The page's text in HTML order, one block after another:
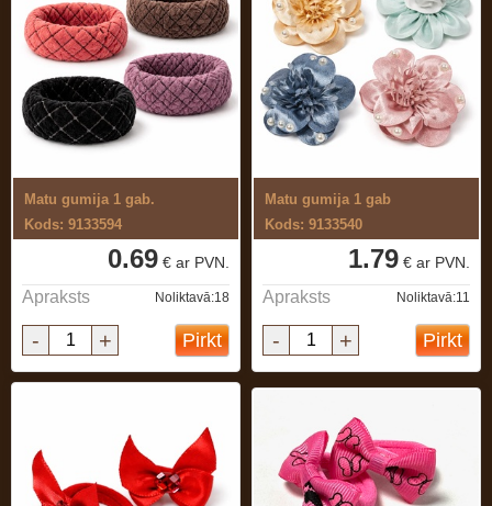
Matu gumija 1 gab.
Kods: 9133594
0.69 € ar PVN.
Apraksts Noliktavā:18
- + Pirkt
Matu gumija 1 gab
Kods: 9133540
1.79 € ar PVN.
Apraksts Noliktavā:11
- + Pirkt